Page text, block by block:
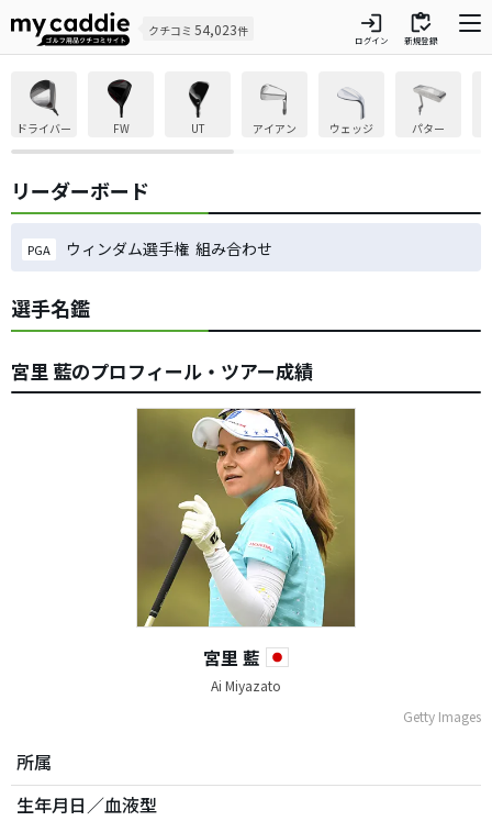
クチコミ 54,023件 login
ログイン
inventory
新規登録
ドライバー FW UT アイアン ウェッジ パター
リーダーボード
PGA ウィンダム選手権 組み合わせ
選手名鑑
宮里 藍のプロフィール・ツアー成績
宮里 藍
Ai Miyazato
Getty Images
所属
生年月日／血液型